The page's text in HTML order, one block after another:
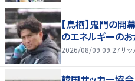
【鳥栖】鬼門の
のエネルギーのお
2026/08/09 09:27サッ